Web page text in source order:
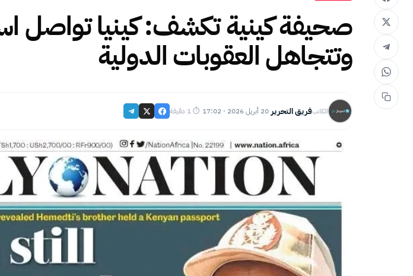
صحيفة كينية تكشف: كينيا تواصل
وتتجاهل العقوبات الدولية
الكاتبفريق التحرير·20 أبريل 2026 · 17:02 ·⏱ 1 دقيقة